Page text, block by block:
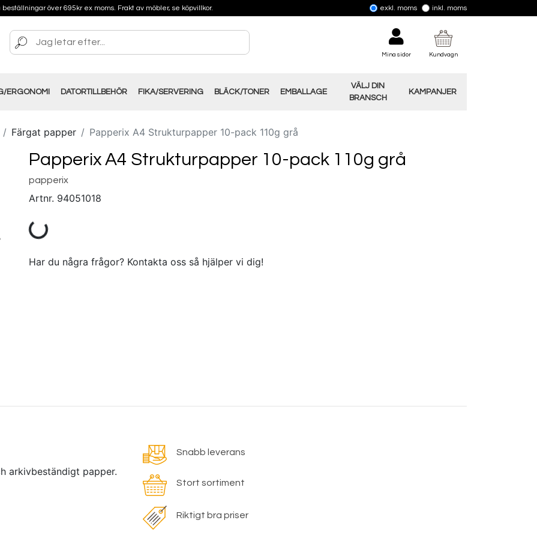
beställningar över 695kr ex moms. Frakt av möbler, se köpvillkor. exkl. moms inkl. moms
Mina sidor Kundvagn
ERGONOMI DATORTILLBEHÖR FIKA/SERVERING BLÄCK/TONER EMBALLAGE
VÄLJ DIN
BRANSCH
KAMPANJER
Färgat papper Papperix A4 Strukturpapper 10-pack 110g grå
Papperix A4 Strukturpapper 10-pack 110g grå
papperix
Artnr. 94051018
Har du några frågor? Kontakta oss så hjälper vi dig!
arkivbeständigt papper.
Snabb leverans
Stort sortiment
Riktigt bra priser